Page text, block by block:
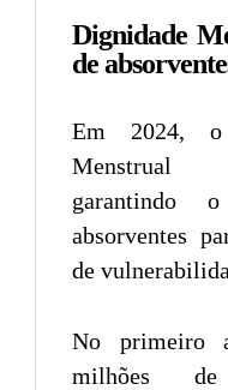
Dignidade
de
Em 2024, o
Menstrual
garantindo
absorventes
de
No primeiro
milhões